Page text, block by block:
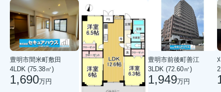
豊明市間米町敷田
4LDK (75.38㎡)
1,690万円
豊明市前後町善江
3LDK (72.60㎡)
1,949万円